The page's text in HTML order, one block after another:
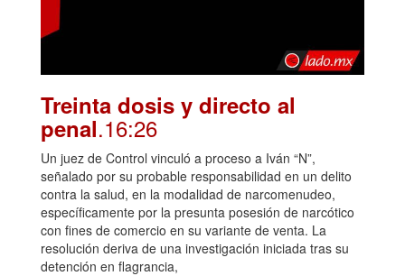
Treinta dosis y directo al
penal.16:26
Un juez de Control vinculó a proceso a Iván “N”,
señalado por su probable responsabilidad en un delito
contra la salud, en la modalidad de narcomenudeo,
específicamente por la presunta posesión de narcótico
con fines de comercio en su variante de venta. La
resolución deriva de una investigación iniciada tras su
detención en flagrancia,